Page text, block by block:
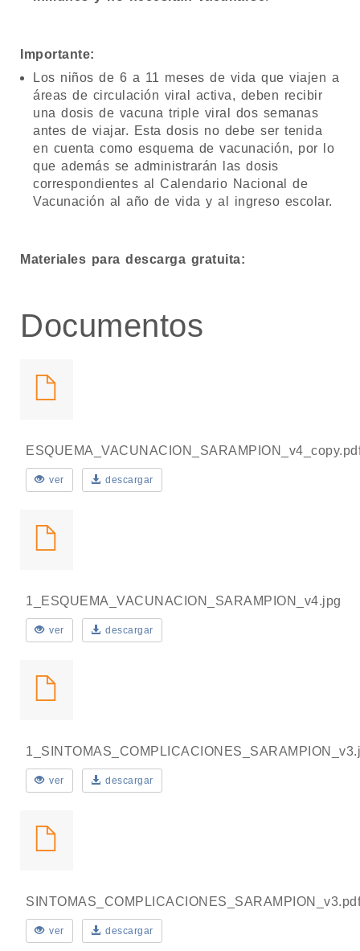
Importante:
Los niños de 6 a 11 meses de vida que viajen a
áreas de circulación viral activa, deben recibir
una dosis de vacuna triple viral dos semanas
antes de viajar. Esta dosis no debe ser tenida
en cuenta como esquema de vacunación, por lo
que además se administrarán las dosis
correspondientes al Calendario Nacional de
Vacunación al año de vida y al ingreso escolar.
Materiales para descarga gratuita:
Documentos
ver descargar
1_ESQUEMA_VACUNACION_SARAMPION_v4.jpg
ver descargar
ver descargar
SINTOMAS_COMPLICACIONES_SARAMPION_v3.pdf
ver descargar